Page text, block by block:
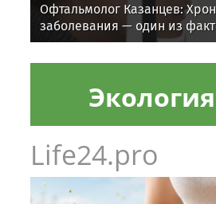
Офтальмолог Казанцев:
заболевания — один из
зрения
Экология
Life24.pro